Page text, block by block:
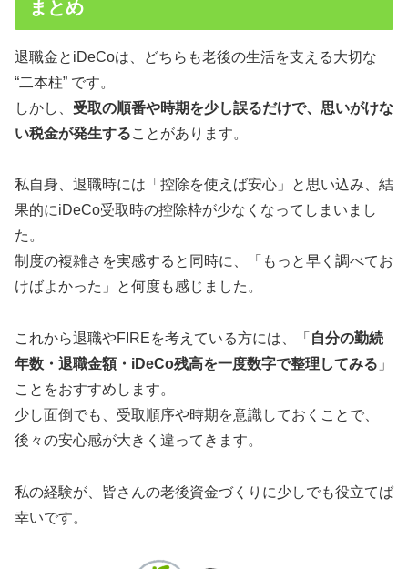
まとめ
退職金とiDeCoは、どちらも老後の生活を支える大切な
“二本柱” です。
しかし、 受取の順番や時期を少し誤るだけで、思いがけな
い税金が発生することがあります。
私自身、退職時には「控除を使えば安心」と思い込み、結
果的にiDeCo受取時の控除枠が少なくなってしまいまし
た。
制度の複雑さを実感すると同時に、「もっと早く調べてお
けばよかった」と何度も感じました。
これから退職やFIREを考えている方には、「 自分の勤続
年数・退職金額・iDeCo残高を一度数字で整理してみる 」
ことをおすすめします。
少し面倒でも、受取順序や時期を意識しておくことで、
後々の安心感が大きく違ってきます。
私の経験が、皆さんの老後資金づくりに少しでも役立てば
幸いです。